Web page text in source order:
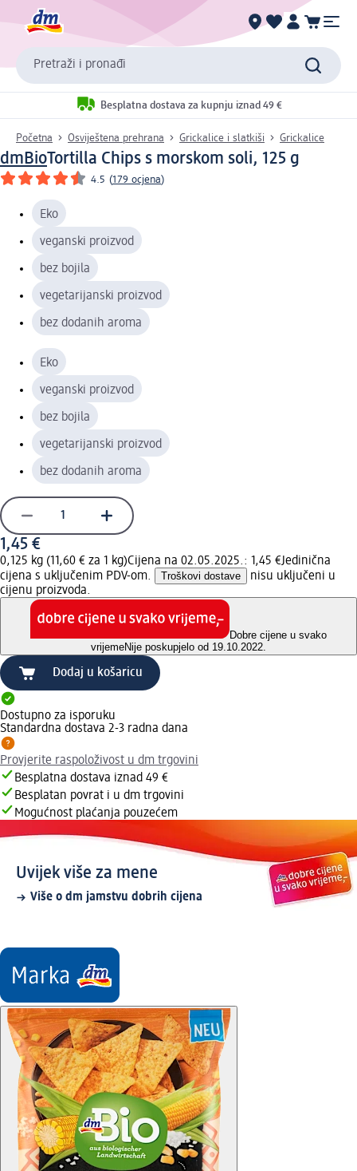
Pretraži i pronađi
Besplatna dostava za kupnju iznad 49 €
Početna Osviještena prehrana Grickalice i slatkiši Grickalice
dmBioTortilla Chips s morskom soli, 125 g
4.5 (179 ocjena)
Eko
veganski proizvod
bez bojila
vegetarijanski proizvod
bez dodanih aroma
Eko
veganski proizvod
bez bojila
vegetarijanski proizvod
bez dodanih aroma
1,45 €
0,125 kg (11,60 € za 1 kg)Cijena na 02.05.2025.: 1,45 €Jedinična
cijena s uključenim PDV-om.
Troškovi dostave
nisu uključeni u
cijenu proizvoda.
Dobre cijene u svako
vrijemeNije poskupjelo od 19.10.2022.
Dodaj u košaricu
Dostupno za isporuku
Standardna dostava 2-3 radna dana
Provjerite raspoloživost u dm trgovini
Besplatna dostava iznad 49 €
Besplatan povrat i u dm trgovini
Mogućnost plaćanja pouzećem
Uvijek više za mene
Više o dm jamstvu dobrih cijena